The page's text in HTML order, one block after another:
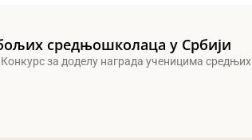
средњошколаца у Србији
за доделу награда ученицима средњих